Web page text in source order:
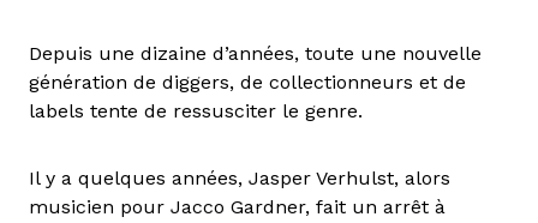
Depuis une dizaine d’années, toute une nouvelle
génération de diggers, de collectionneurs et de
labels tente de ressusciter le genre.
Il y a quelques années, Jasper Verhulst, alors
musicien pour Jacco Gardner, fait un arrêt à